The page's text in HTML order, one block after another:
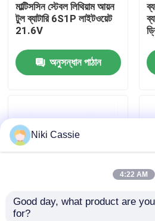
কারখানা ভ্রমণ
মান নিয়ন্ত্রণ
খবর
সোলার পোর্টেবল পাওয়ার স্টেশন
মাল্টিসসিন স্টেবল লিথিয়াম আয়ন
টুল ব্যাটারি 6S1P লাইটওয়েট
21.6V
অনুসন্ধান পাঠান
MSDS কর্ডলেস লিথিয়াম আয়ন
Niki Cassie
4:22 AM
Good day, what product are
for?